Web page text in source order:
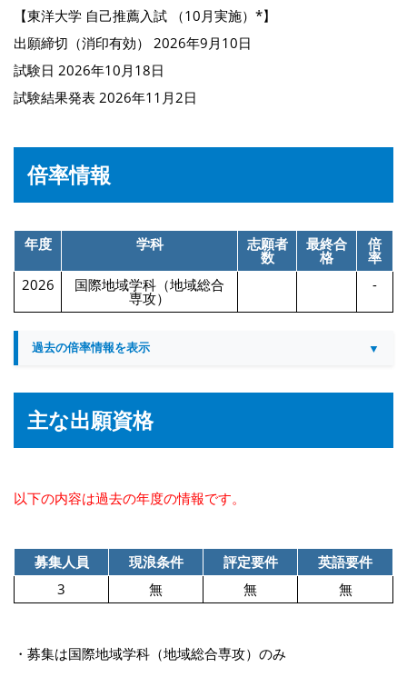
【東洋大学 自己推薦入試 （10月実施）*】
出願締切（消印有効） 2026年9月10日
試験日 2026年10月18日
試験結果発表 2026年11月2日
倍率情報
年度 学科 志願者
数
最終合
格
倍
率
2026
国際地域学科（地域総合
専攻）
-
過去の倍率情報を表示
主な出願資格
以下の内容は過去の年度の情報です。
募集人員 現浪条件 評定要件
英語要件
3
無 無 無
・募集は国際地域学科（地域総合専攻）のみ